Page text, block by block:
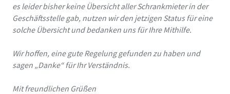
es leider bisher keine Übersicht aller Schrankmieter in der
Geschäftsstelle gab, nutzen wir den jetzigen Status für eine
solche Übersicht und bedanken uns für Ihre Mithilfe.
Wir hoffen, eine gute Regelung gefunden zu haben und
sagen „Danke“ für Ihr Verständnis.
Mit freundlichen Grüßen